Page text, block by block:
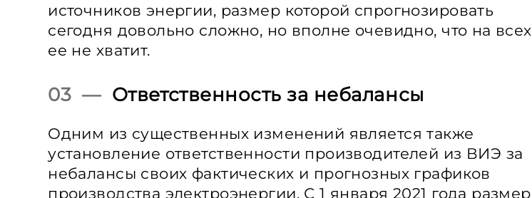
источников энергии, размер которой спрогнозировать
сегодня довольно сложно, но вполне очевидно, что на всех
ее не хватит.
03 — Ответственность за небалансы
Одним из существенных изменений является также
установление ответственности производителей из ВИЭ за
небалансы своих фактических и прогнозных графиков
производства электроэнергии. С 1 января 2021 года размер